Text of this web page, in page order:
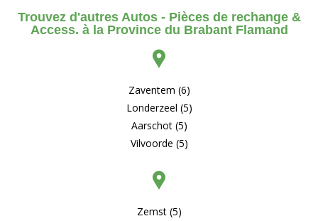
Trouvez d'autres Autos - Pièces de rechange &
Access. à la Province du Brabant Flamand
Zaventem (6)
Londerzeel (5)
Aarschot (5)
Vilvoorde (5)
Zemst (5)